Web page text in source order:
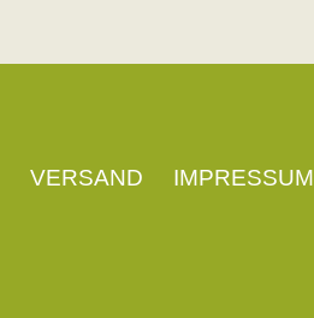
VERSAND IMPRESSUM